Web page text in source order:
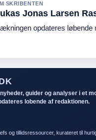
SKRIBENTEN
Jonas Larsen
opdateres løbende
guider og analyser i et
lobende af redaktionen.
og tillidsressourcer, kurateret til